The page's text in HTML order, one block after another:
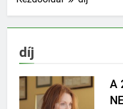
díj
A